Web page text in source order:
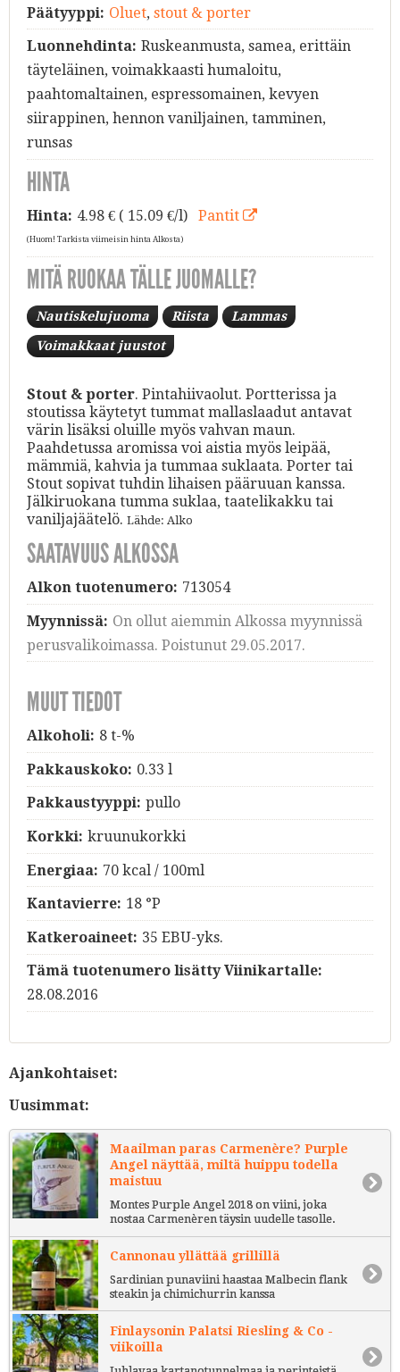
Päätyyppi: Oluet, stout & porter
Luonnehdinta: Ruskeanmusta, samea, erittäin
täyteläinen, voimakkaasti humaloitu,
paahtomaltainen, espressomainen, kevyen
siirappinen, hennon vaniljainen, tamminen,
runsas
HINTA
Hinta: 4.98€ ( 15.09 €/l) Pantit
(Huom! Tarkista viimeisin hinta Alkosta)
MITÄ RUOKAA TÄLLE JUOMALLE?
Nautiskelujuoma Riista Lammas
Voimakkaat juustot
Stout & porter. Pintahiivaolut. Portterissa ja
stoutissa käytetyt tummat mallaslaadut antavat
värin lisäksi oluille myös vahvan maun.
Paahdetussa aromissa voi aistia myös leipää,
mämmiä, kahvia ja tummaa suklaata. Porter tai
Stout sopivat tuhdin lihaisen pääruuan kanssa.
Jälkiruokana tumma suklaa, taatelikakku tai
vaniljajäätelö. Lähde: Alko
SAATAVUUS ALKOSSA
Alkon tuotenumero: 713054
Myynnissä: On ollut aiemmin Alkossa myynnissä
perusvalikoimassa. Poistunut 29.05.2017.
MUUT TIEDOT
Alkoholi: 8 t-%
Pakkauskoko: 0.33 l
Pakkaustyyppi: pullo
Korkki: kruunukorkki
Energiaa: 70 kcal / 100ml
Kantavierre: 18 °P
Katkeroaineet: 35 EBU-yks.
Tämä tuotenumero lisätty Viinikartalle:
28.08.2016
Ajankohtaiset:
Uusimmat:
Maailman paras Carmenère? Purple
Angel näyttää, miltä huippu todella
maistuu
Montes Purple Angel 2018 on viini, joka
nostaa Carmenèren täysin uudelle tasolle.
Cannonau yllättää grillillä
Sardinian punaviini haastaa Malbecin flank
steakin ja chimichurrin kanssa
Finlaysonin Palatsi Riesling & Co -
viikoilla